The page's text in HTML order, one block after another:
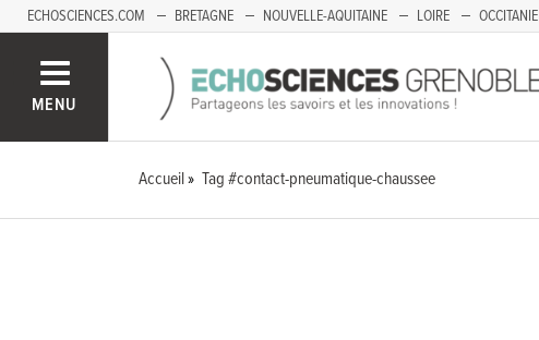
ECHOSCIENCES.COM BRETAGNE NOUVELLE-AQUITAINE LOIRE OCCITANIE
MENU
Accueil Tag #contact-pneumatique-chaussee